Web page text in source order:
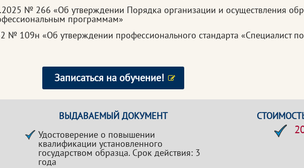
№ 266 «Об утверждении Порядка организации и осуществления
программам»
№ 109н «Об утверждении профессионального стандарта «Специалист
Записаться на обучение!
ВЫДАВАЕМЫЙ ДОКУМЕНТ
Удостоверение о повышении
квалификации установленного
государством образца. Срок действия: 3
года